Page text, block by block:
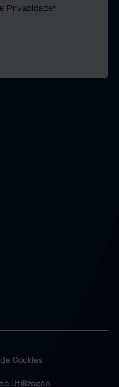
Privacidade*
Cookies
Utilização